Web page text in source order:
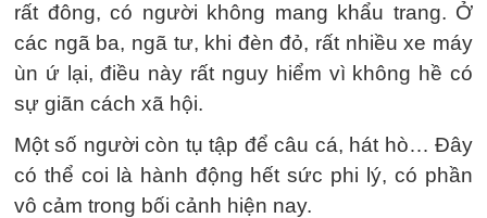
rất đông, có người không mang khẩu trang. Ở
các ngã ba, ngã tư, khi đèn đỏ, rất nhiều xe máy
ùn ứ lại, điều này rất nguy hiểm vì không hề có
sự giãn cách xã hội.
Một số người còn tụ tập để câu cá, hát hò… Đây
có thể coi là hành động hết sức phi lý, có phần
vô cảm trong bối cảnh hiện nay.